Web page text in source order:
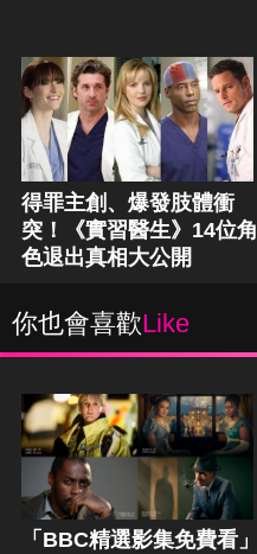
得罪主創、爆發肢體衝
突！《實習醫生》14位角
色退出真相大公開
你也會喜歡Like
「BBC精選影集免費看」